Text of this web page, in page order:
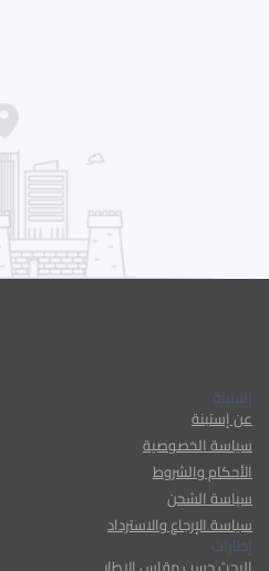
إستبنة
عن إستبنة
سياسة الخصوصية
الأحكام والشروط
سياسة الشحن
سياسة الإرجاع والاسترداد
إطارات